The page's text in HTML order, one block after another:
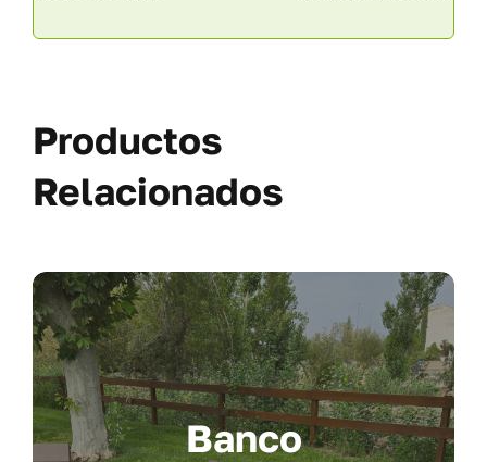
Productos
Relacionados
Banco